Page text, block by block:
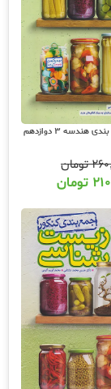
3 دوازدهم
تومان
تومان